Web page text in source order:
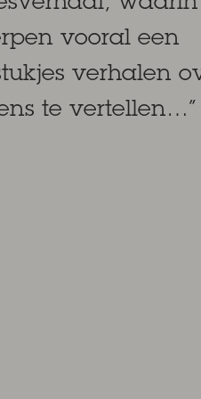
vooral een
verhalen
te vertellen…”